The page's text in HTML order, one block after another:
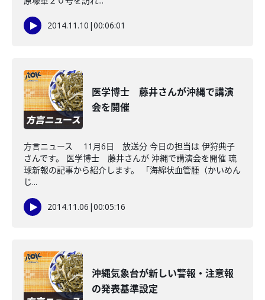
2014.11.10 |00:06:01
医学博士 藤井さんが沖縄で講演
会を開催
方言ニュース 11月6日 放送分 今日の担当は 伊狩典子
さんです。 医学博士 藤井さんが 沖縄で講演会を開催 琉
球新報の記事から紹介します。 「海綿状血管腫（かいめん
じ...
2014.11.06 |00:05:16
沖縄気象台が新しい警報・注意報
の発表基準設定